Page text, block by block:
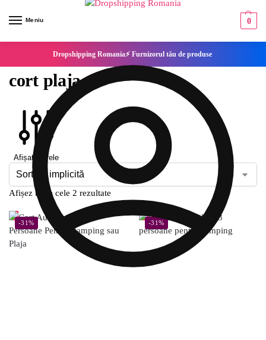
Meniu 0
Dropshipping Romania⚡ Furnizorul tău de produse
cort plaja
Afișați filtrele
Afișez toate cele 2 rezultate
-31% -31%